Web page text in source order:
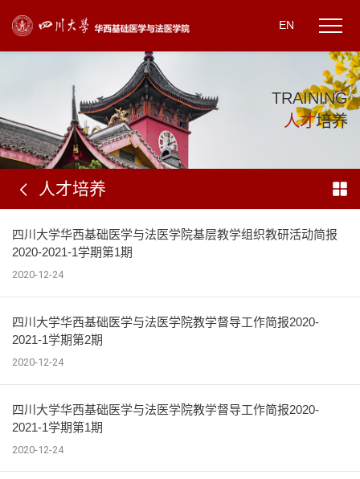
EN
TRAINING
人才培养
人才培养
四川大学华西基础医学与法医学院基层教学组织教研活动简报
2020-2021-1学期第1期
2020-12-24
四川大学华西基础医学与法医学院教学督导工作简报2020-
2021-1学期第2期
2020-12-24
四川大学华西基础医学与法医学院教学督导工作简报2020-
2021-1学期第1期
2020-12-24